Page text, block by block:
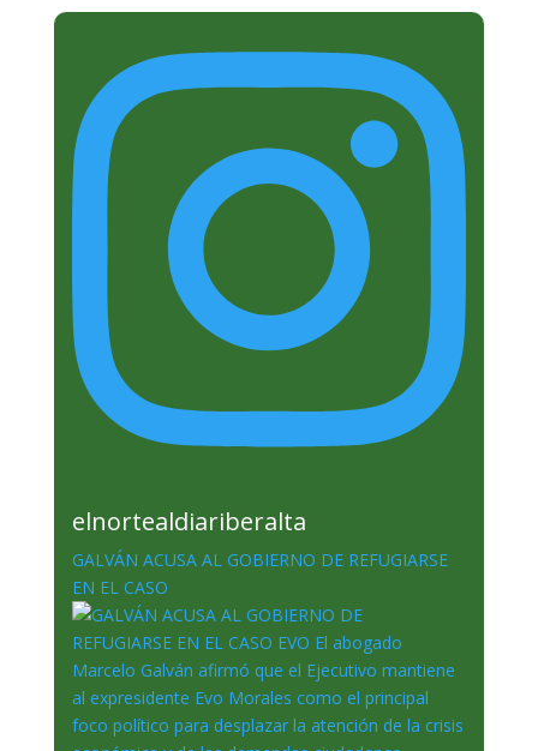
elnortealdiariberalta
GALVÁN ACUSA AL GOBIERNO DE REFUGIARSE
EN EL CASO